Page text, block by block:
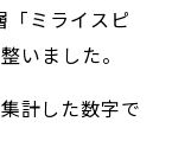
「ミライスピ
いました。
計した数字で